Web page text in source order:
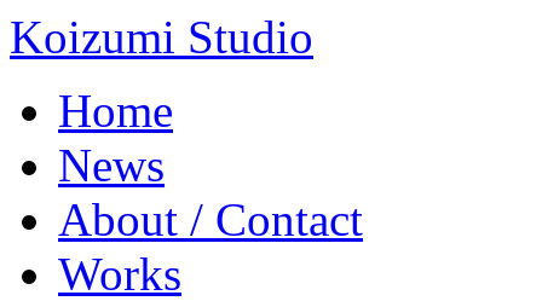
Koizumi Studio
Home
News
About / Contact
Works